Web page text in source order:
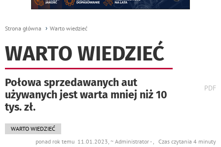
Strona główna Warto wiedzieć
WARTO WIEDZIEĆ
Połowa sprzedawanych aut
używanych jest warta mniej niż 10
tys. zł.
PDF
WARTO WIEDZIEĆ
ponad rok temu 11.01.2023, ~ Administrator - , Czas czytania 4 minuty